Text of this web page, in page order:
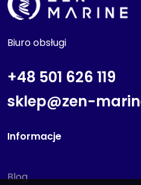
Biuro obsługi
+48 501 626 119
sklep@zen-
Informacje
Blog